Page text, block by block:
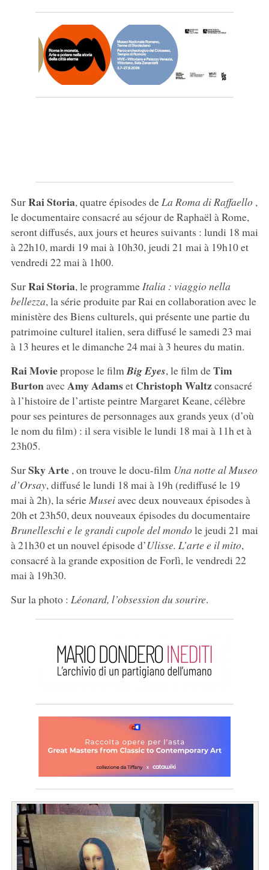
SurRai Storia, quatre épisodes de La Roma di Raffaello ,
le documentaire consacré au séjour de Raphaël à Rome,
seront diffusés, aux jours et heures suivants : lundi 18 mai
à 22h10, mardi 19 mai à 10h30, jeudi 21 mai à 19h10 et
vendredi 22 mai à 1h00.
SurRai Storia, le programme Italia : viaggio nella
bellezza, la série produite par Rai en collaboration avec le
ministère des Biens culturels, qui présente une partie du
patrimoine culturel italien, sera diffusé le samedi 23 mai
à 13 heures et le dimanche 24 mai à 3 heures du matin.
Rai Moviepropose le film Big Eyes, le film deTim
Burtonavec Amy Adamset Christoph Waltzconsacré
à l’histoire de l’artiste peintre Margaret Keane, célèbre
pour ses peintures de personnages aux grands yeux (d’où
le nom du film) : il sera visible le lundi 18 mai à 11h et à
23h05.
SurSky Arte , on trouve le docu-film Una notte al Museo
d’Orsay, diffusé le lundi 18 mai à 19h (rediffusé le 19
mai à 2h), la série Museiavec deux nouveaux épisodes à
20h et 23h50, deux nouveaux épisodes du documentaire
Brunelleschi e le grandi cupole del mondole jeudi 21 mai
à 21h30 et un nouvel épisode d’Ulisse. L’arte e il mito,
consacré à la grande exposition de Forlì, le vendredi 22
mai à 19h30.
Sur la photo : Léonard, l’obsession du sourire.